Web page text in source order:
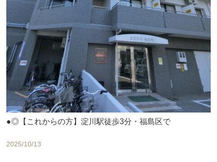
●◎【これからの方】淀川駅徒歩3分・福島区で
2025/10/13